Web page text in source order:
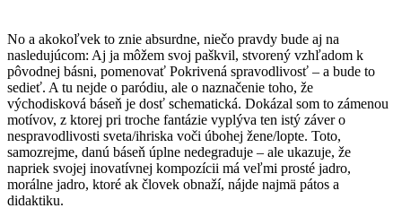
No a akokoľvek to znie absurdne, niečo pravdy bude aj na
nasledujúcom: Aj ja môžem svoj paškvil, stvorený vzhľadom k
pôvodnej básni, pomenovať Pokrivená spravodlivosť – a bude to
sedieť. A tu nejde o paródiu, ale o naznačenie toho, že
východisková báseň je dosť schematická. Dokázal som to zámenou
motívov, z ktorej pri troche fantázie vyplýva ten istý záver o
nespravodlivosti sveta/ihriska voči úbohej žene/lopte. Toto,
samozrejme, danú báseň úplne nedegraduje – ale ukazuje, že
napriek svojej inovatívnej kompozícii má veľmi prosté jadro,
morálne jadro, ktoré ak človek obnaží, nájde najmä pátos a
didaktiku.